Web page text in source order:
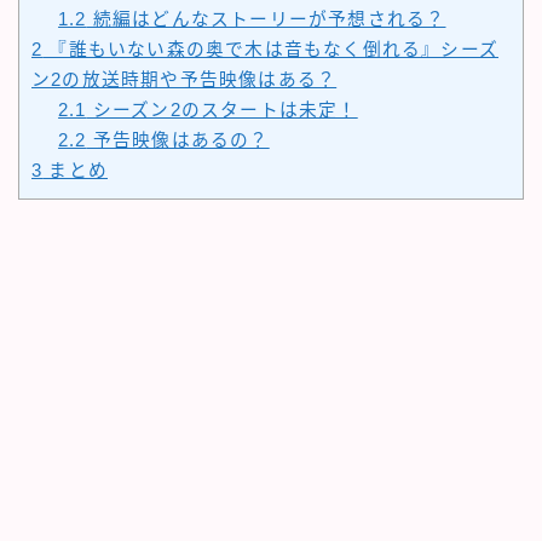
1.2 続編はどんなストーリーが予想される？
2 『誰もいない森の奥で木は音もなく倒れる』シーズ
ン2の放送時期や予告映像はある？
2.1 シーズン2のスタートは未定！
2.2 予告映像はあるの？
3 まとめ